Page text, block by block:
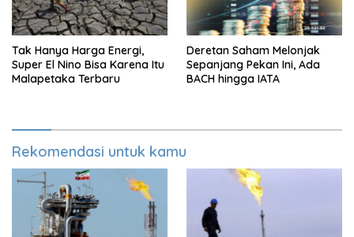
Tak Hanya Harga Energi,
Super El Nino Bisa Karena Itu
Malapetaka Terbaru
Deretan Saham Melonjak
Sepanjang Pekan Ini, Ada
BACH hingga IATA
Rekomendasi untuk kamu